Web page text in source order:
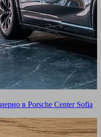
в Porsche Center Sofia